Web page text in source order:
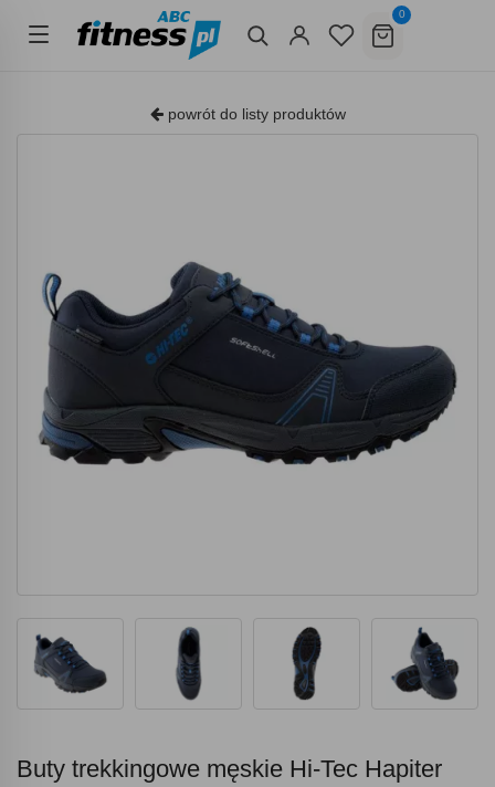
0
powrót do listy produktów
Buty trekkingowe męskie Hi-Tec Hapiter